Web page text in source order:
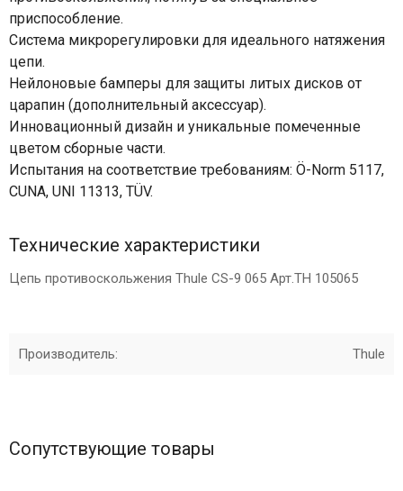
приспособление.
Система микрорегулировки для идеального натяжения
цепи.
Нейлоновые бамперы для защиты литых дисков от
царапин (дополнительный аксессуар).
Инновационный дизайн и уникальные помеченные
цветом сборные части.
Испытания на соответствие требованиям: Ö-Norm 5117,
CUNA, UNI 11313, TÜV.
Технические характеристики
Цепь противоскольжения Thule CS-9 065 Арт.TH 105065
Производитель: Thule
Сопутствующие товары